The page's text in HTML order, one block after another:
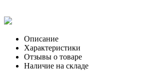
Описание
Характеристики
Отзывы о товаре
Наличие на складе